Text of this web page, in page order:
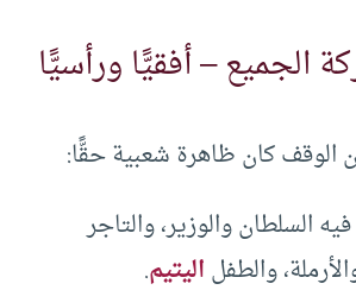
الجميع – أفقيًّا ورأسيًّا
الوقف كان ظاهرة شعبية حقًّا:
السلطان والوزير، والتاجر
والطفلاليتيم.